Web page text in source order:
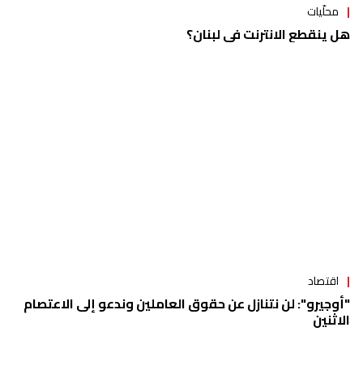
محلّيات
هل ينقطع الانترنت في لبنان؟
اقتصاد
"أوجيرو": لن نتنازل عن حقوق العاملين وندعو إلى الاعتصام
الاثنين